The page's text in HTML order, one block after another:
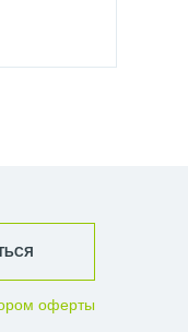
оферты